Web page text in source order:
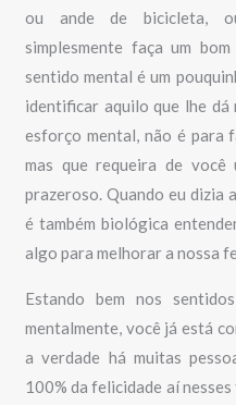
ou ande de bicicleta,
simplesmente faça um
sentido mental é um
identificar aquilo que lhe dá
esforço mental, não é para
mas que requeira de você
prazeroso. Quando eu dizia
é também biológica
algo para melhorar a nossa
Estando bem nos
mentalmente, você já está
a verdade há muitas
100% da felicidade aí